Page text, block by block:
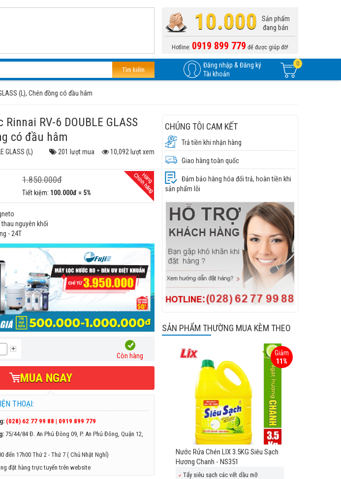
10.000
Sản phẩm
đang bán
Hotline: 0919 899 779 để được giúp đỡ!
Tìm kiếm
Đăng nhập & Đăng ký
Tài khoản
0
(L), Chén đồng có đầu hâm
RV-6 DOUBLE GLASS
có đầu hâm
GLASS (L) 201 lượt mua
10,092 lượt xem
1.850.000đ
Tiết kiệm: 100.000đ = 5%
nguyên khối
- 24T
Còn hàng
MUA NGAY
THOẠI:
(028) 62 77 99 88 | 0919 899 779
75/44/84 Đ. An Phú Đông 09, P. An Phú Đông, Quận 12,
đến 17h00 Thứ 2 - Thứ 7 ( Chủ Nhật Nghỉ)
đặt hàng trực tuyến trên website
CHÚNG TÔI CAM KẾT
Trả tiền khi nhận hàng
Giao hàng toàn quốc
Đảm bảo hàng hóa đổi trả, hoàn tiền khi
sản phẩm lỗi
SẢN PHẨM THƯỜNG MUA KÈM THEO
Nước Rửa Chén LIX 3.5KG Siêu Sạch
Hương Chanh - NS351
Tẩy siêu sạch các vết dầu mỡ
Giảm
11%